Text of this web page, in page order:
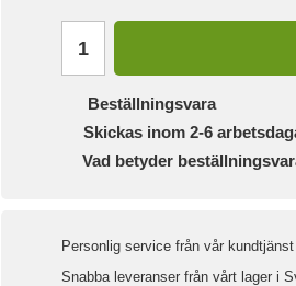
Beställningsvara
Skickas inom 2-6
Vad betyder
Personlig service från vår kundtjänst
Snabba leveranser från vårt lager i